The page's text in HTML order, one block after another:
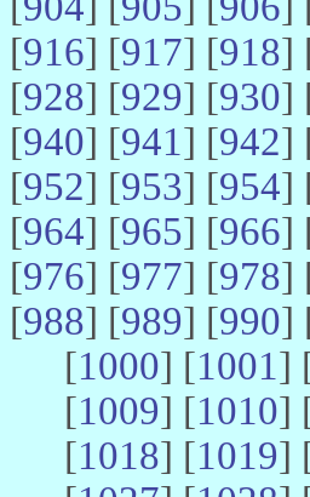
[916] [917] [918]
[928] [929] [930]
[940] [941] [942]
[952] [953] [954]
[964] [965] [966]
[976] [977] [978]
[988] [989] [990]
[1000] [1001]
[1009] [1010]
[1018] [1019]